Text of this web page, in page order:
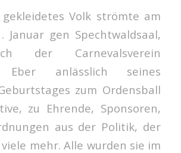
Volk strömte am
Januar gen Spechtwaldsaal,
der Carnevalsverein
Eber anlässlich seines
zum Ordensball
zu Ehrende, Sponsoren,
aus der Politik, der
mehr. Alle wurden sie im